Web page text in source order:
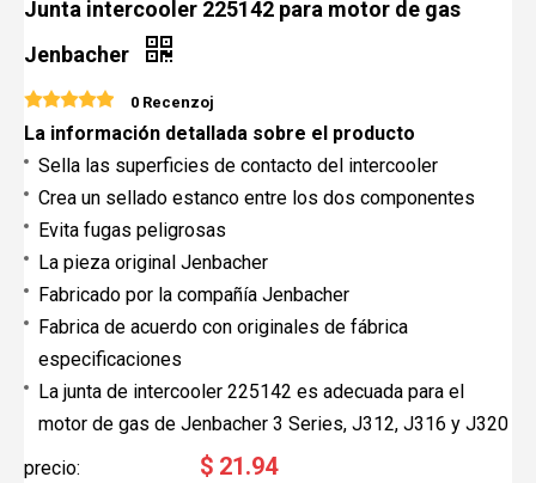
Junta intercooler 225142 para motor de gas
Jenbacher
0 Recenzoj
La información detallada sobre el producto
Sella las superficies de contacto del intercooler
Crea un sellado estanco entre los dos componentes
Evita fugas peligrosas
La pieza original Jenbacher
Fabricado por la compañía Jenbacher
Fabrica de acuerdo con originales de fábrica
especificaciones
La junta de intercooler 225142 es adecuada para el
motor de gas de Jenbacher 3 Series, J312, J316 y J320
precio:
$ 21.94